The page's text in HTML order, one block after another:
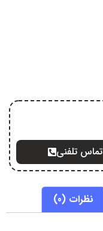
تماس تلفنی
نظرات (0)